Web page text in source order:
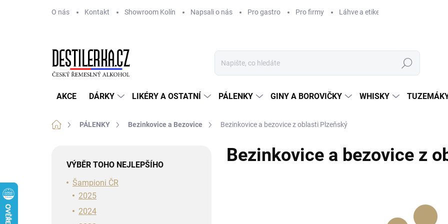
O nás Kontakt Showroom Kolín Napsali o nás Pro gastro Pro firmy Láhve a etikety na míru
Hledat
AKCE DÁRKY LIKÉRY A OSTATNÍ PÁLENKY GINY A BOROVIČKY WHISKY
Domů PÁLENKY Bezinkovice a Bezovice Bezinkovice a bezovice z oblasti Plzeňský
VÝBĚR TOHO NEJLEPŠÍHO
Šampioni ČR
2025
2024
Bezinkovice a bezovice z